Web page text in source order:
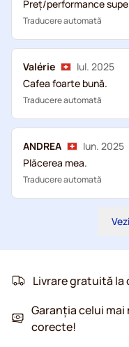
Preț/performance
Traducere automată
Valérie
Iul. 2025
Cafea foarte bună.
Traducere automată
ANDREA
Iun. 2025
Plăcerea mea.
Traducere automată
Livrare gratuită la
Garanția celui
corecte!